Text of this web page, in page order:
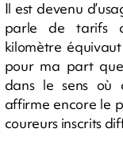
Il est devenu
parle de tarifs
kilomètre
pour ma part
dans le sens où
affirme encore le
coureurs inscrits